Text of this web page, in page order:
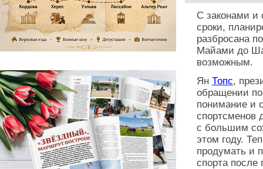
С законами и
сроки,
разбросана
Майами до
возможным.
Ян Топс,
обращении
понимание и
спортсменов
с большим
этом году.
продумать и
спорта после